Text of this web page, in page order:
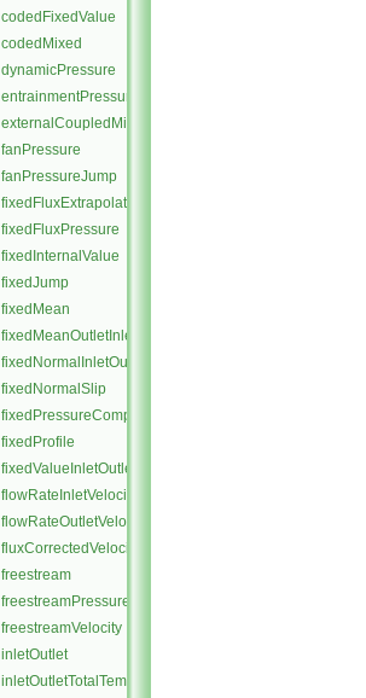
codedFixedValue
codedMixed
dynamicPressure
entrainmentPressure
externalCoupledMixed
fanPressure
fanPressureJump
fixedFluxExtrapolatedPressure
fixedFluxPressure
fixedInternalValue
fixedJump
fixedMean
fixedMeanOutletInlet
fixedNormalInletOutletVelocity
fixedNormalSlip
fixedPressureCompressibleDensity
fixedProfile
fixedValueInletOutlet
flowRateInletVelocity
flowRateOutletVelocity
fluxCorrectedVelocity
freestream
freestreamPressure
freestreamVelocity
inletOutlet
inletOutletTotalTemperature